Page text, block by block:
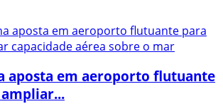
aposta em aeroporto flutuante